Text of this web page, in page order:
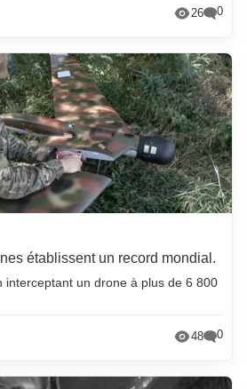
26 0
établissent un record mondial.
interceptant un drone à plus de 6 800
48 0